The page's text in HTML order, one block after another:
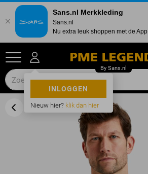
INLOGGEN
Nieuw hier? klik dan hier
Sans.nl Merkkleding
Sans.nl
Nu extra leuk shoppen met de App.